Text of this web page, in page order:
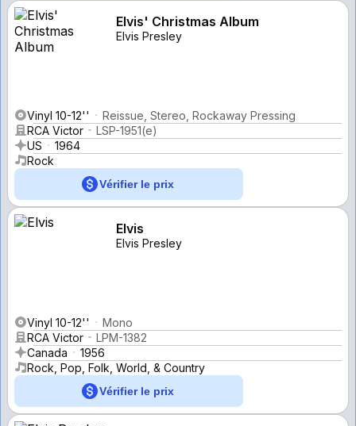
Elvis' Christmas Album
Elvis Presley
Vinyl 10-12''
Reissue, Stereo, Rockaway Pressing
RCA Victor
LSP-1951(e)
US
1964
Rock
Vérifier le prix
Elvis
Elvis Presley
Vinyl 10-12''
Mono
RCA Victor
LPM-1382
Canada
1956
Rock, Pop, Folk, World, & Country
Vérifier le prix